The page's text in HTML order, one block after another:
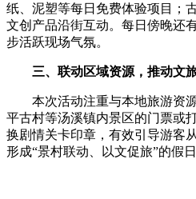
纸、泥塑等每日免费体验项目；
文创产品沿街互动。每日傍晚还
步活跃现场气氛。
三、联动区域资源，推动文
本次活动注重与本地旅游资
平古村等汤溪镇内景区的门票或
换剧情关卡印章，有效引导游客
形成“景村联动、以文促旅”的假日